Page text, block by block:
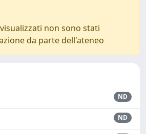
non sono stati
da parte dell'ateneo
ND
ND